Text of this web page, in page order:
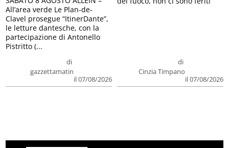
di
gazzettamatin
il 07/08/2026
All’area verde Le Plan-de-
Clavel prosegue “ItinerDante”,
le letture dantesche, con la
partecipazione di Antonello
Pistritto (...
di
Cinzia Timpano
il 07/08/2026